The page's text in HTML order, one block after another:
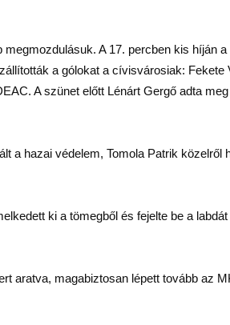
A 17. percben kis híján
a gólokat a cívisvárosiak:
A szünet előtt Lénárt Gergő adta
a hazai védelem, Tomola Patrik közelről
ki a tömegből és fejelte be a
aratva, magabiztosan lépett tovább az